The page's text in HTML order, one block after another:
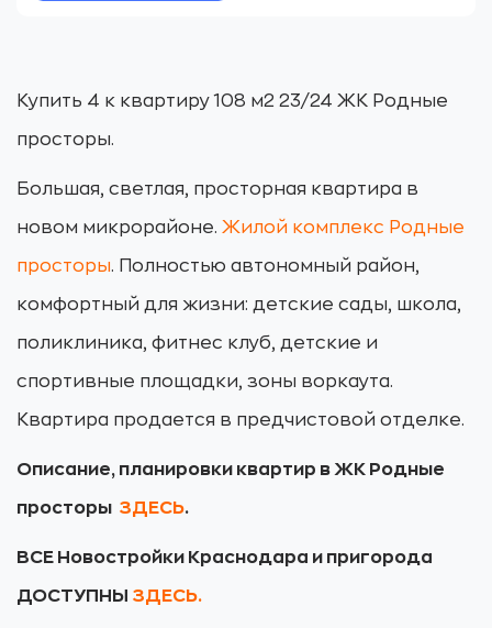
Купить 4 к квартиру 108 м2 23/24 ЖК Родные
просторы.
Большая, светлая, просторная квартира в
новом микрорайоне. Жилой комплекс Родные
просторы. Полностью автономный район,
комфортный для жизни: детские сады, школа,
поликлиника, фитнес клуб, детские и
спортивные площадки, зоны воркаута.
Квартира продается в предчистовой отделке.
Описание, планировки квартир в ЖК Родные
просторы ЗДЕСЬ.
ВСЕ Новостройки Краснодара и пригорода
ДОСТУПНЫ ЗДЕСЬ.